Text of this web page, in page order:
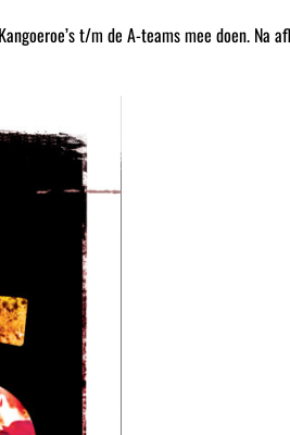
t/m de A-teams mee doen. Na